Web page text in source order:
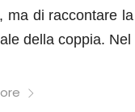
ma di raccontare
della coppia.